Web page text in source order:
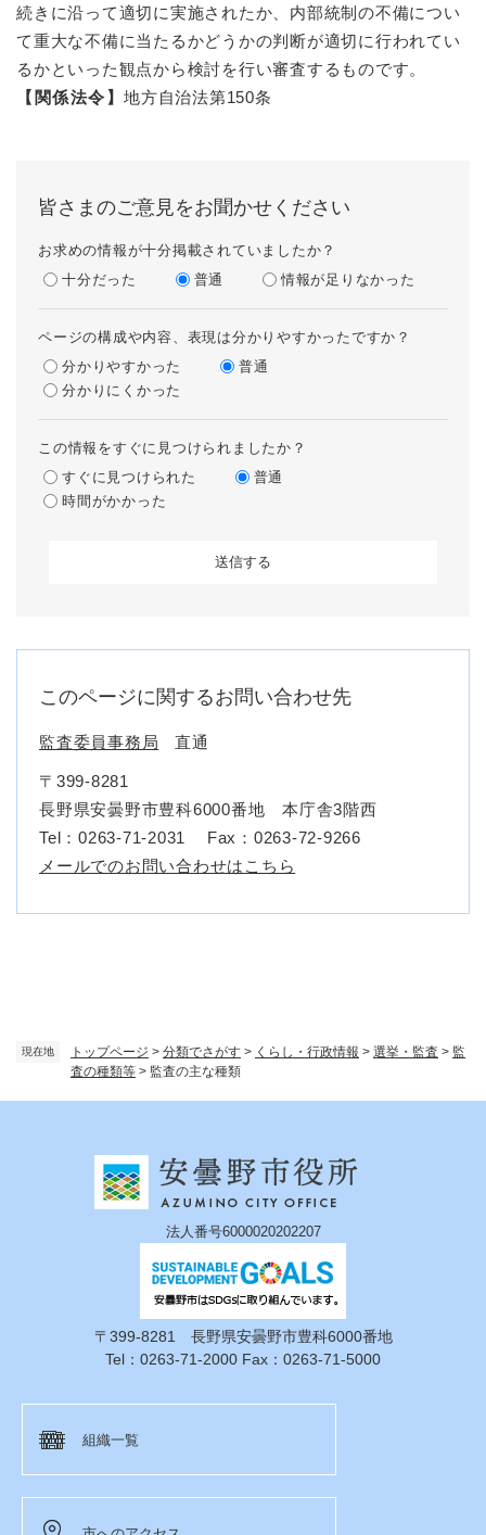
現在地 トップページ > 分類でさがす > くらし・行政情報 > 選挙・監査 > 監
査の種類等 > 監査の主な種類
続きに沿って適切に実施されたか、内部統制の不備につい
て重大な不備に当たるかどうかの判断が適切に行われてい
るかといった観点から検討を行い審査するものです。
【関係法令】 地方自治法第150条
皆さまのご意見をお聞かせください
お求めの情報が十分掲載されていましたか？
十分だった
普通 情報が足りなかった
ページの構成や内容、表現は分かりやすかったですか？
分かりやすかった
普通
分かりにくかった
この情報をすぐに見つけられましたか？
すぐに見つけられた
普通
時間がかかった
このページに関するお問い合わせ先
監査委員事務局 直通
〒399-8281
長野県安曇野市豊科6000番地 本庁舎3階西
Tel：0263-71-2031
Fax：0263-72-9266
メールでのお問い合わせはこちら
法人番号6000020202207
〒399-8281 長野県安曇野市豊科6000番地
Tel：0263-71-2000 Fax：0263-71-5000
組織一覧